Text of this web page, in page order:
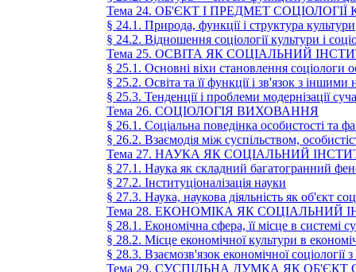
Тема 24. ОБ'ЄКТ I ПРЕДМЕТ СОЦІОЛОГІЇ
§ 24.1. Природа, функції і структура культури
§ 24.2. Відношення соціології культури і
Тема 25. ОСВІТА ЯК СОЦІАЛЬНИЙ
§ 25.1. Основні віхи становлення соціологи
§ 25.2. Освіта та її функції і зв'язок з іншими
§ 25.3. Тенденції і проблеми модернізації
Тема 26. СОЦІОЛОГІЯ ВИХОВАННЯ
§ 26.1. Соціальна поведінка особистості та
§ 26.2. Взаємодія між суспільством,
Тема 27. НАУКА ЯК СОЦІАЛЬНИЙ
§ 27.1. Наука як складний багатогранний
§ 27.2. Інституціоналізація науки
§ 27.3. Наука, наукова діяльність як об'єкт
Тема 28. ЕКОНОМІКА ЯК СОЦІАЛЬНИЙ
§ 28.1. Економічна сфера, її місце в системі
§ 28.2. Місце економічної культури в
§ 28.3. Взаємозв'язок економічної
Тема 29. СУСПІЛЬНА ДУМКА ЯК ОБ'ЄКТ